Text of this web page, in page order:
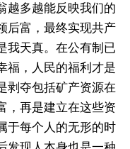
越多越能反映我们的
后富，最终实现共产
我天真。在公有制已
福，人民的福利才是
剥夺包括矿产资源在
，再是建立在这些资
于每个人的无形的时